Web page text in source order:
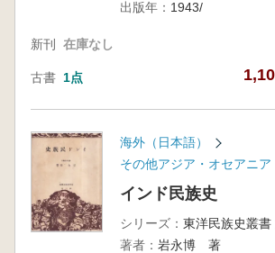
出版年： 1943/
新刊 在庫なし
古書 1点
海外（日本語）
その他アジア・オセアニア
インド民族史
シリーズ： 東洋民族史叢書
著者： 岩永博 著